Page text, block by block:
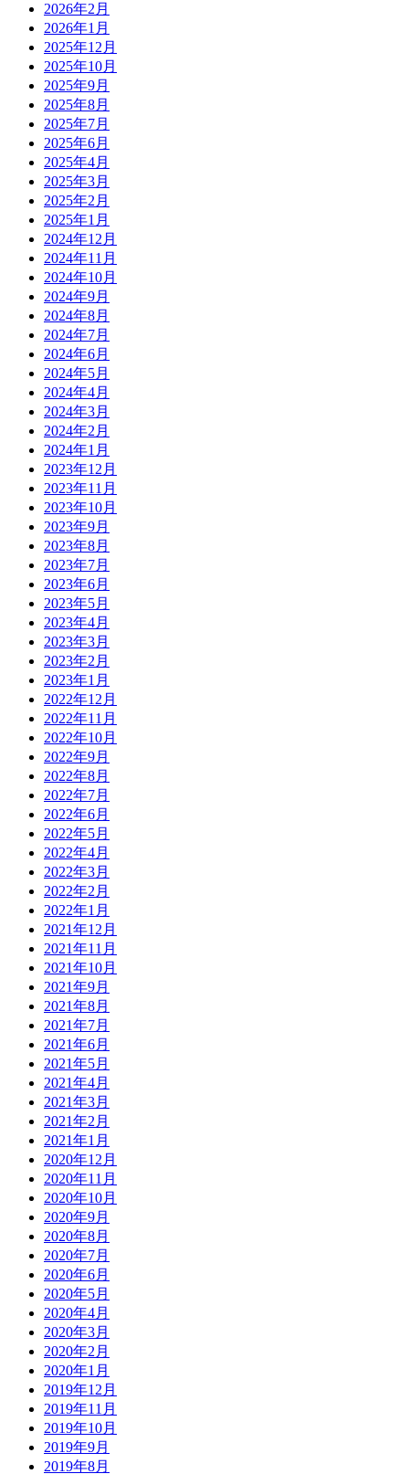
2026年2月
2026年1月
2025年12月
2025年10月
2025年9月
2025年8月
2025年7月
2025年6月
2025年4月
2025年3月
2025年2月
2025年1月
2024年12月
2024年11月
2024年10月
2024年9月
2024年8月
2024年7月
2024年6月
2024年5月
2024年4月
2024年3月
2024年2月
2024年1月
2023年12月
2023年11月
2023年10月
2023年9月
2023年8月
2023年7月
2023年6月
2023年5月
2023年4月
2023年3月
2023年2月
2023年1月
2022年12月
2022年11月
2022年10月
2022年9月
2022年8月
2022年7月
2022年6月
2022年5月
2022年4月
2022年3月
2022年2月
2022年1月
2021年12月
2021年11月
2021年10月
2021年9月
2021年8月
2021年7月
2021年6月
2021年5月
2021年4月
2021年3月
2021年2月
2021年1月
2020年12月
2020年11月
2020年10月
2020年9月
2020年8月
2020年7月
2020年6月
2020年5月
2020年4月
2020年3月
2020年2月
2020年1月
2019年12月
2019年11月
2019年10月
2019年9月
2019年8月